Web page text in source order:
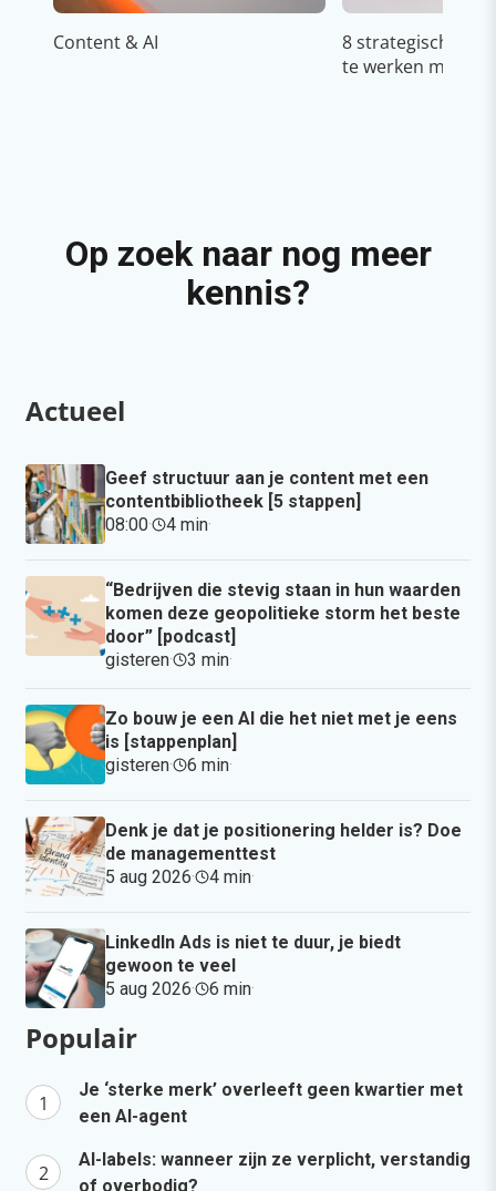
Content & AI
8 strategische
te werken met
Op zoek naar nog meer
kennis?
Actueel
Geef structuur aan je content met een
contentbibliotheek [5 stappen]
08:00· 4 min·
“Bedrijven die stevig staan in hun waarden
komen deze geopolitieke storm het beste
door” [podcast]
gisteren· 3 min·
Zo bouw je een AI die het niet met je eens
is [stappenplan]
gisteren· 6 min·
Denk je dat je positionering helder is? Doe
de managementtest
5 aug 2026· 4 min·
LinkedIn Ads is niet te duur, je biedt
gewoon te veel
5 aug 2026· 6 min·
Populair
Je ‘sterke merk’ overleeft geen kwartier met
een AI-agent
AI-labels: wanneer zijn ze verplicht, verstandig
of overbodig?